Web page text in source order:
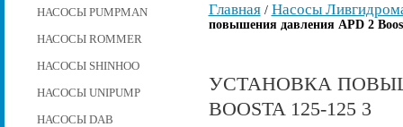
НАСОСЫ PUMPMAN
НАСОСЫ ROMMER
НАСОСЫ SHINHOO
НАСОСЫ UNIPUMP
НАСОСЫ DAB
Главная/ Насосы
повышения давления APD 2
УСТАНОВКА
BOOSTA 125-125 3